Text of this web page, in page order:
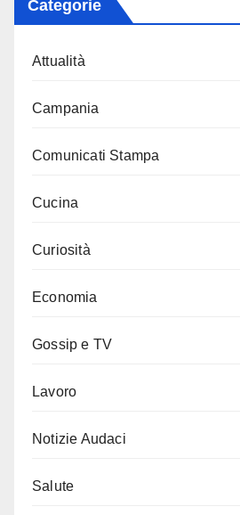
Categorie
Attualità
Campania
Comunicati Stampa
Cucina
Curiosità
Economia
Gossip e TV
Lavoro
Notizie Audaci
Salute